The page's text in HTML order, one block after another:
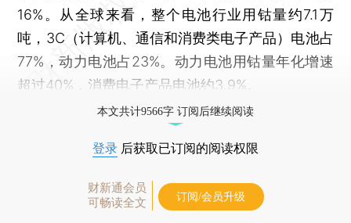
16%。从全球来看，整个电池行业用钴量约7.1万
吨，3C（计算机、通信和消费类电子产品）电池占
77%，动力电池占23%。动力电池用钴量年化增速
超过40%，消费电子产品电池约3.9%。
本文共计9566字 订阅后继续阅读
登录 后获取已订阅的阅读权限
财新通会员
可畅读全文
订阅/会员升级